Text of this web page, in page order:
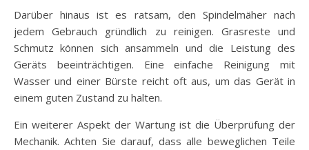
Darüber hinaus ist es ratsam, den Spindelmäher nach
jedem Gebrauch gründlich zu reinigen. Grasreste und
Schmutz können sich ansammeln und die Leistung des
Geräts beeinträchtigen. Eine einfache Reinigung mit
Wasser und einer Bürste reicht oft aus, um das Gerät in
einem guten Zustand zu halten.
Ein weiterer Aspekt der Wartung ist die Überprüfung der
Mechanik. Achten Sie darauf, dass alle beweglichen Teile